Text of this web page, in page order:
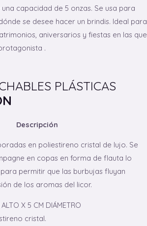
capacidad de 5 onzas. Se usa para
se desee hacer un brindis. Ideal para
aniversarios y fiestas en las que
.
PLÁSTICAS
Descripción
en poliestireno cristal de lujo. Se
en copas en forma de flauta lo
permitir que las burbujas fluyan
de los aromas del licor.
ALTO X 5 CM DIÁMETRO
cristal.